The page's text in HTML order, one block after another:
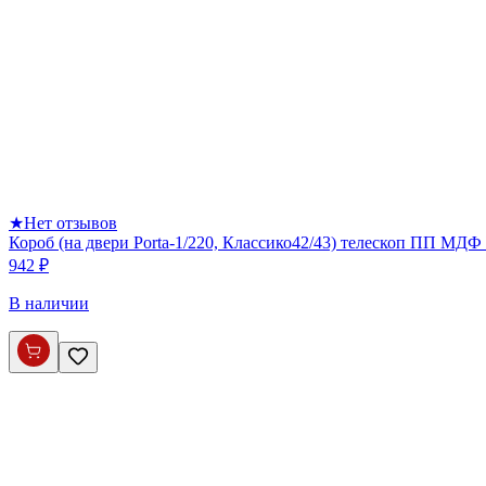
★Нет отзывов
Короб (на двери Porta-1/220, Классико42/43) телескоп ПП
942 ₽
В наличии